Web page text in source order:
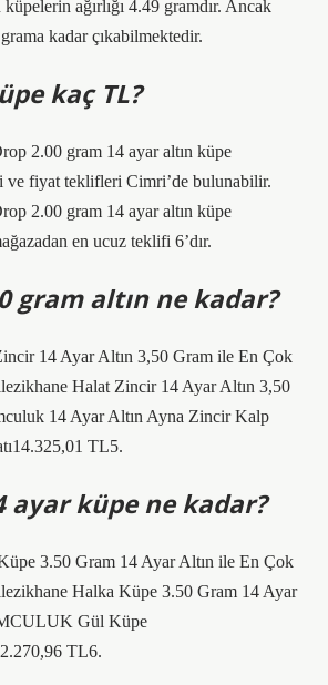
ağırlığı 4.49 gramdır. Ancak
kadar çıkabilmektedir.
kaç TL?
2.00 gram 14 ayar altın küpe
ve fiyat teklifleri Cimri’de bulunabilir.
2.00 gram 14 ayar altın küpe
en ucuz teklifi 6’dır.
gram altın ne kadar?
14 Ayar Altın 3,50 Gram ile En Çok
Halat Zincir 14 Ayar Altın 3,50
14 Ayar Altın Ayna Zincir Kalp
TL5.
ayar küpe ne kadar?
3.50 Gram 14 Ayar Altın ile En Çok
Halka Küpe 3.50 Gram 14 Ayar
Gül Küpe
TL6.